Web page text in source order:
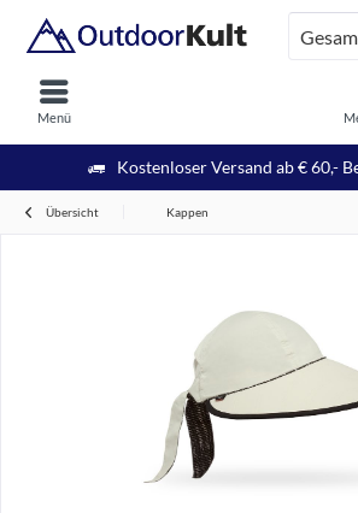
Kostenloser Versand ab € 60,-
Menü
Übersicht Kappen